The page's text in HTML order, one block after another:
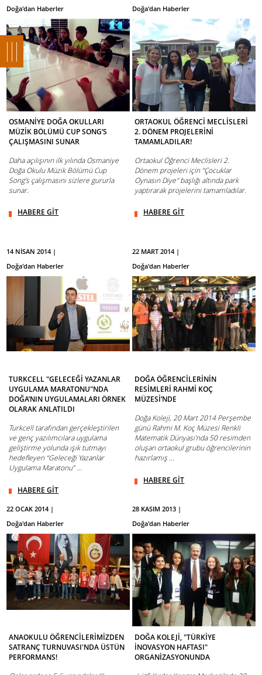
Doğa'dan Haberler
OSMANİYE DOĞA OKULLARI
MÜZİK BÖLÜMÜ CUP SONG’S
ÇALIŞMASINI SUNAR
Daha açılışının ilk yılında Osmaniye
Doğa Okulu Müzik Bölümü Cup
Song’s çalışmasını sizlere gururla
sunar.
HABERE GİT
Doğa'dan Haberler
ORTAOKUL ÖĞRENCİ MECLİSLERİ
2. DÖNEM PROJELERİNİ
TAMAMLADILAR!
Ortaokul Öğrenci Meclisleri 2.
Dönem projeleri için "Çocuklar
Oynasın Diye" başlığı altında park
yaptırarak projelerini tamamladılar.
HABERE GİT
14 NİSAN 2014 |
Doğa'dan Haberler
TURKCELL "GELECEĞİ YAZANLAR
UYGULAMA MARATONU"NDA
DOĞA’NIN UYGULAMALARI ÖRNEK
OLARAK ANLATILDI
Turkcell tarafından gerçekleştirilen
ve genç yazılımcılara uygulama
geliştirme yolunda ışık tutmayı
hedefleyen “Geleceği Yazanlar
Uygulama Maratonu” ...
HABERE GİT
22 MART 2014 |
Doğa'dan Haberler
DOĞA ÖĞRENCİLERİNİN
RESİMLERİ RAHMİ KOÇ
MÜZESİ’NDE
Doğa Koleji, 20 Mart 2014 Perşembe
günü Rahmi M. Koç Müzesi Renkli
Matematik Dünyası’nda 50 resimden
oluşan ortaokul grubu öğrencilerinin
hazırlamış ...
HABERE GİT
22 OCAK 2014 |
Doğa'dan Haberler
ANAOKULU ÖĞRENCİLERİMİZDEN
SATRANÇ TURNUVASI'NDA ÜSTÜN
PERFORMANS!
28 KASIM 2013 |
Doğa'dan Haberler
DOĞA KOLEJİ, "TÜRKİYE
İNOVASYON HAFTASI"
ORGANİZASYONUNDA